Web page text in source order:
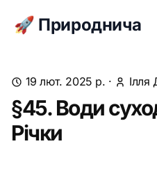
🚀 Природнича
19 лют. 2025 р. · Ілля
§45. Води
Річки